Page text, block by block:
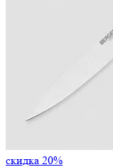
скидка 20%